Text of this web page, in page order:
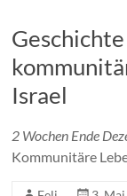
Israel
2 Wochen Ende
Kommunitäre